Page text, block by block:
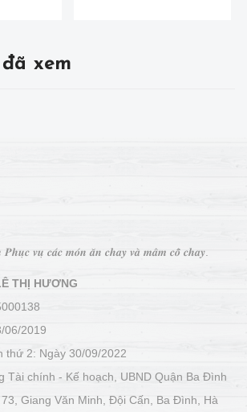
xem
𝒗𝒖̣ 𝒄𝒂́𝒄 𝒎𝒐́𝒏 𝒂̆𝒏 𝒄𝒉𝒂𝒚 𝒗𝒂̀ 𝒎𝒂̂𝒎 𝒄𝒐̂̃ 𝒄𝒉𝒂𝒚.
THỊ HƯƠNG
06/2019
thứ 2: Ngày 30/09/2022
Tài chính - Kế hoạch, UBND Quận Ba Đình
73, Giang Văn Minh, Đội Cấn, Ba Đình, Hà